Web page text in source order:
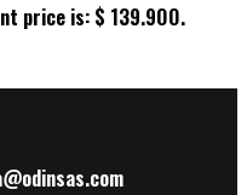
price is: $ 139.900.